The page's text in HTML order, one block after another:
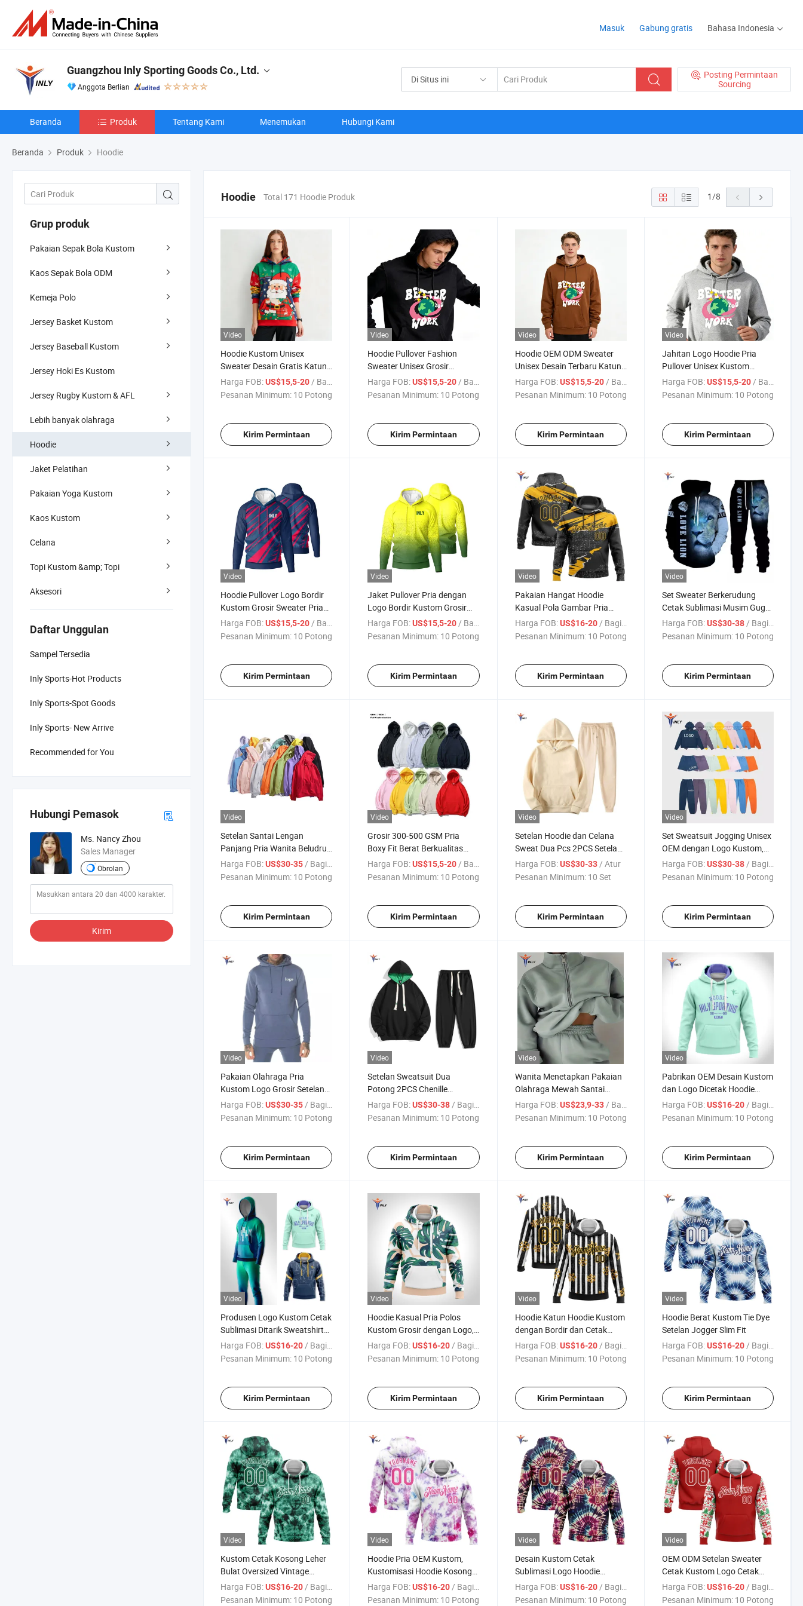
Masuk Gabung gratis Bahasa Indonesia
Di Situs ini
Posting Permintaan
Sourcing
Guangzhou Inly Sporting Goods Co., Ltd.
Anggota Berlian
Beranda Produk Tentang Kami Menemukan Hubungi Kami
Beranda Produk Hoodie
Grup produk
Pakaian Sepak Bola Kustom
Kaos Sepak Bola ODM
Kemeja Polo
Jersey Basket Kustom
Jersey Baseball Kustom
Jersey Hoki Es Kustom
Jersey Rugby Kustom & AFL
Lebih banyak olahraga
Hoodie
Jaket Pelatihan
Pakaian Yoga Kustom
Kaos Kustom
Celana
Topi Kustom &amp; Topi
Aksesori
Daftar Unggulan
Sampel Tersedia
Inly Sports-Hot Products
Inly Sports-Spot Goods
Inly Sports- New Arrive
Recommended for You
Hubungi Pemasok
Ms. Nancy Zhou
Sales Manager
Obrolan
Kirim
Hoodie Total 171 Hoodie Produk 1/8
Video
Hoodie Kustom Unisex
Sweater Desain Gratis Katun
Lengan Panjang Pullover
Harga FOB:US$15,5-20/ Bagian
Pesanan Minimum: 10 Potong
Kirim Permintaan
Video
Hoodie Pullover Fashion
Sweater Unisex Grosir
Kustom 100% Hoodie Katun
Harga FOB: US$15,5-20/ Bagian
Pesanan Minimum: 10 Potong
Kirim Permintaan
Video
Hoodie OEM ODM Sweater
Unisex Desain Terbaru Katun
Lengan Panjang Tahan Angin
Hoodie Pria
Harga FOB: US$15,5-20/ Bagian
Pesanan Minimum: 10 Potong
Kirim Permintaan
Video
Jahitan Logo Hoodie Pria
Pullover Unisex Kustom
Streetwear Lengan Panjang
Hoodie Sweatshirt
Harga FOB: US$15,5-20/ Bagian
Pesanan Minimum: 10 Potong
Kirim Permintaan
Video
Hoodie Pullover Logo Bordir
Kustom Grosir Sweater Pria
Katun Lengan Panjang
Harga FOB:US$15,5-20 / Bagian
Pesanan Minimum: 10 Potong
Kirim Permintaan
Video
Jaket Pullover Pria dengan
Logo Bordir Kustom Grosir
Gaya Santai Desainer
Sweatshirt 350-500 GSM
Harga FOB: US$15,5-20 / Bagian
Pesanan Minimum: 10 Potong
Kirim Permintaan
Video
Pakaian Hangat Hoodie
Kasual Pola Gambar Pria
dengan Saku Serut Kustom
Harga FOB: US$16-20 / Bagian
Pesanan Minimum: 10 Potong
Kirim Permintaan
Video
Set Sweater Berkerudung
Cetak Sublimasi Musim Gugur
Musim Dingin 3D Pakaian
Olahraga Pria Setelan
Harga FOB: US$30-38 / Bagian
Pesanan Minimum: 10 Potong
Kirim Permintaan
Video
Setelan Santai Lengan
Panjang Pria Wanita Beludru
Thermal Hangat Lembut
Kebugaran Lari Jogging Logo
Harga FOB:US$30-35 / Bagian
Pesanan Minimum: 10 Potong
Kirim Permintaan
Video
Grosir 300-500 GSM Pria
Boxy Fit Berat Berkualitas
Tinggi Hoodie Santai
Sweatshirt Kustom Katun
Harga FOB: US$15,5-20 / Bagian
Pesanan Minimum: 10 Potong
Kirim Permintaan
Video
Setelan Hoodie dan Celana
Sweat Dua Pcs 2PCS Setelan
Tracksuit Unisex Santai
Tracksuit Latihan Jogging
Harga FOB: US$30-33 / Atur
Pesanan Minimum: 10 Set
Kirim Permintaan
Video
Set Sweatsuit Jogging Unisex
OEM dengan Logo Kustom,
Celana Jogger dan Hoodie,
Set Pakaian Olahraga,
Harga FOB: US$30-38 / Bagian
Pesanan Minimum: 10 Potong
Kirim Permintaan
Video
Pakaian Olahraga Pria
Kustom Logo Grosir Setelan
Musim Dingin Set Jogger
Fleece Setelan Pria Sweater
Harga FOB:US$30-35/ Bagian
Pesanan Minimum: 10 Potong
Kirim Permintaan
Video
Setelan Sweatsuit Dua
Potong 2PCS Chenille
Berkualitas Tinggi Grosir
Setelan Musim Dingin Pullover
Harga FOB: US$30-38 / Bagian
Pesanan Minimum: 10 Potong
Kirim Permintaan
Video
Wanita Menetapkan Pakaian
Olahraga Mewah Santai
Kustom Sendiri Pakaian
Setelan Sweater Resleting
Harga FOB: US$23,9-33/ Bagian
Pesanan Minimum: 10 Potong
Kirim Permintaan
Video
Pabrikan OEM Desain Kustom
dan Logo Dicetak Hoodie
Unisex
Harga FOB: US$16-20/ Bagian
Pesanan Minimum: 10 Potong
Kirim Permintaan
Video
Produsen Logo Kustom Cetak
Sublimasi Ditarik Sweatshirt
Pria Hoodie
Harga FOB:US$16-20/ Bagian
Pesanan Minimum: 10 Potong
Kirim Permintaan
Video
Hoodie Kasual Pria Polos
Kustom Grosir dengan Logo,
Sweater Wanita Kustom
Harga FOB: US$16-20/ Bagian
Pesanan Minimum: 10 Potong
Kirim Permintaan
Video
Hoodie Katun Hoodie Kustom
dengan Bordir dan Cetak
Sublimasi Logo
Harga FOB: US$16-20/ Bagian
Pesanan Minimum: 10 Potong
Kirim Permintaan
Video
Hoodie Berat Kustom Tie Dye
Setelan Jogger Slim Fit
Harga FOB: US$16-20/ Bagian
Pesanan Minimum: 10 Potong
Kirim Permintaan
Video
Kustom Cetak Kosong Leher
Bulat Oversized Vintage
Olahraga Hoodie
Harga FOB:US$16-20 / Bagian
Pesanan Minimum: 10 Potong
Video
Hoodie Pria OEM Kustom,
Kustomisasi Hoodie Kosong
Fashion Oversized dengan
Cetakan dan Bordir Logo
Harga FOB: US$16-20 / Bagian
Pesanan Minimum: 10 Potong
Video
Desain Kustom Cetak
Sublimasi Logo Hoodie
Sweater Pria Ukuran Besar
Harga FOB: US$16-20 / Bagian
Pesanan Minimum: 10 Potong
Video
OEM ODM Setelan Sweater
Cetak Kustom Logo Cetak
Hoodie Pullover Seragam
Kelas
Harga FOB: US$16-20 / Bagian
Pesanan Minimum: 10 Potong